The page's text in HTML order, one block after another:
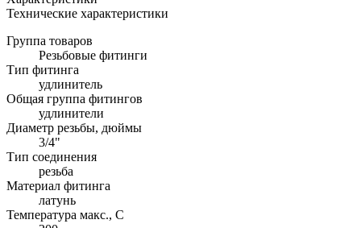
Технические характеристики
Группа товаров
Резьбовые фитинги
Тип фитинга
удлинитель
Общая группа фитингов
удлинители
Диаметр резьбы, дюймы
3/4"
Тип соединения
резьба
Материал фитинга
латунь
Температура макс., С